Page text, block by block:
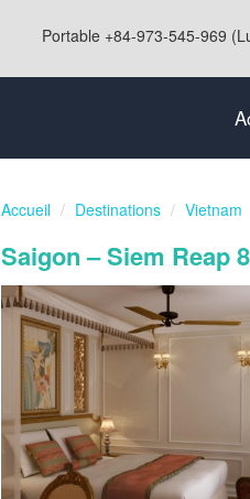
Portable +84-973-545-969
Accueil Destinations Vietnam
Saigon – Siem Reap